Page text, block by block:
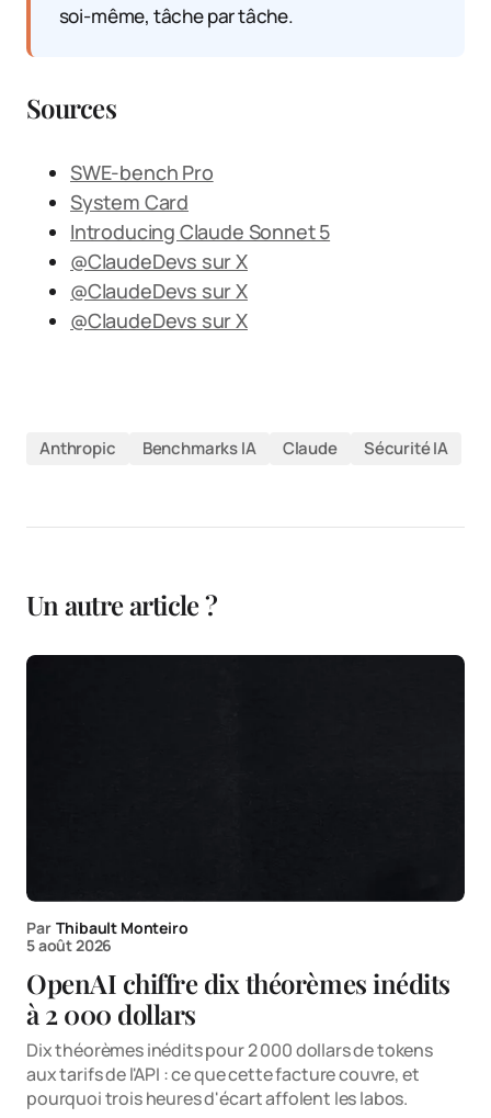
soi-même, tâche par tâche.
Sources
SWE-bench Pro
System Card
Introducing Claude Sonnet 5
@ClaudeDevs sur X
@ClaudeDevs sur X
@ClaudeDevs sur X
Anthropic Benchmarks IA Claude Sécurité IA
Un autre article ?
Par Thibault Monteiro
5 août 2026
OpenAI chiffre dix théorèmes inédits
à 2 000 dollars
Dix théorèmes inédits pour 2 000 dollars de tokens
aux tarifs de l'API : ce que cette facture couvre, et
pourquoi trois heures d'écart affolent les labos.